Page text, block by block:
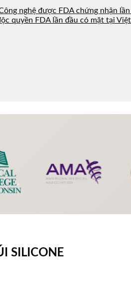
nghệ được FDA chứng nhận
quyền FDA lần đầu có mặt tại
SILICONE